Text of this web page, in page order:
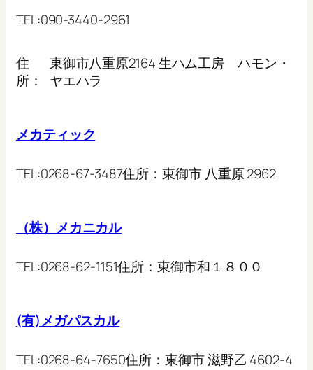
TEL:090-3440-2961
住
所：
東御市八重原2164 生ハム工房 ハモン・
ヤエハラ
メカティック
TEL:0268-67-3487住所：東御市 八重原 2962
（株）メカニカル
TEL:0268-62-1151住所：東御市和１８００
(有)メガパスカル
TEL:0268-64-7650住所：東御市 滋野乙 4602-4